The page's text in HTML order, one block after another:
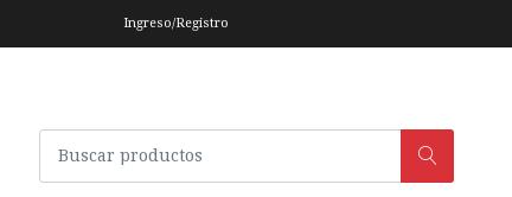
Ingreso/Registro